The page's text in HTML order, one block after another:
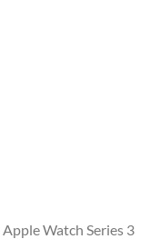
Watch Series 3